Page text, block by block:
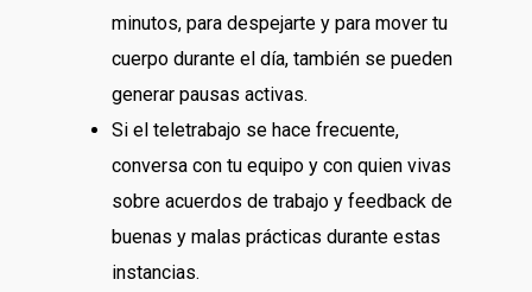
minutos, para despejarte y para mover tu
cuerpo durante el día, también se pueden
generar pausas activas.
Si el teletrabajo se hace frecuente,
conversa con tu equipo y con quien vivas
sobre acuerdos de trabajo y feedback de
buenas y malas prácticas durante estas
instancias.